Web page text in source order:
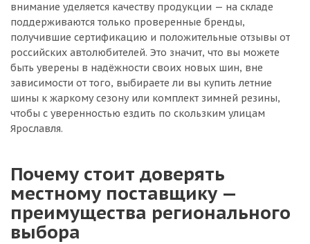
внимание уделяется качеству продукции — на складе
поддерживаются только проверенные бренды,
получившие сертификацию и положительные отзывы от
российских автолюбителей. Это значит, что вы можете
быть уверены в надёжности своих новых шин, вне
зависимости от того, выбираете ли вы купить летние
шины к жаркому сезону или комплект зимней резины,
чтобы с уверенностью ездить по скользким улицам
Ярославля.
Почему стоит доверять
местному поставщику —
преимущества регионального
выбора